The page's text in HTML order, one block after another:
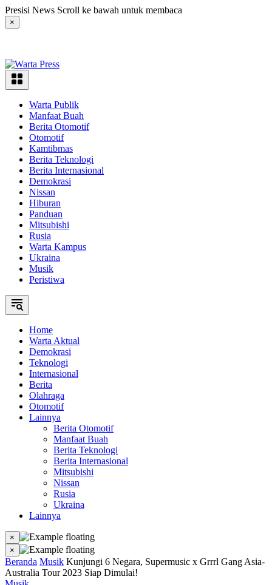
Langsung
ke
konten
Presisi News Scroll ke bawah untuk membaca
×
Warta Publik
Manfaat Buah
Berita Otomotif
Otomotif
Kamtibmas
Berita Teknologi
Berita Internasional
Demokrasi
Nissan
Hiburan
Panduan
Mitsubishi
Rusia
Warta Kampus
Ukraina
Musik
Peristiwa
Home
Warta Aktual
Demokrasi
Teknologi
Internasional
Berita
Olahraga
Otomotif
Lainnya
Berita Otomotif
Manfaat Buah
Berita Teknologi
Berita Internasional
Mitsubishi
Nissan
Rusia
Ukraina
Lainnya
×
×
Beranda Musik Kunjungi 6 Negara, Supermusic x Grrrl Gang Asia-
Australia Tour 2023 Siap Dimulai!